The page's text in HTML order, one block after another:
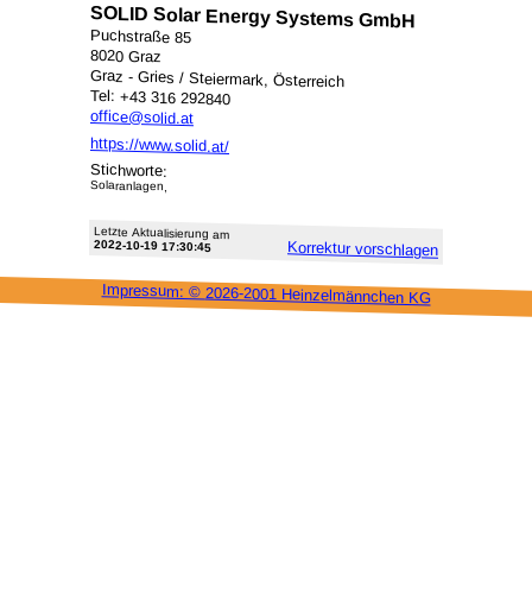
SOLID Solar Energy Systems GmbH
Puchstraße 85
8020 Graz
Graz - Gries / Steiermark, Österreich
Tel: +43 316 292840
office@solid.at
https://www.solid.at/
Stichworte:
Solaranlagen,
Letzte Aktu­alisie­rung am
2022-10-19 17:30:45 Korrektur vor­schlagen
Impressum: © 2026-2001 Heinzel­männchen KG